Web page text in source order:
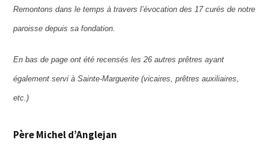
Remontons dans le temps à travers l’évocation des 17 curés de notre
paroisse depuis sa fondation.
En bas de page ont été recensés les 26 autres prêtres ayant
également servi à Sainte-Marguerite (vicaires, prêtres auxiliaires,
etc.)
Père Michel d’Anglejan